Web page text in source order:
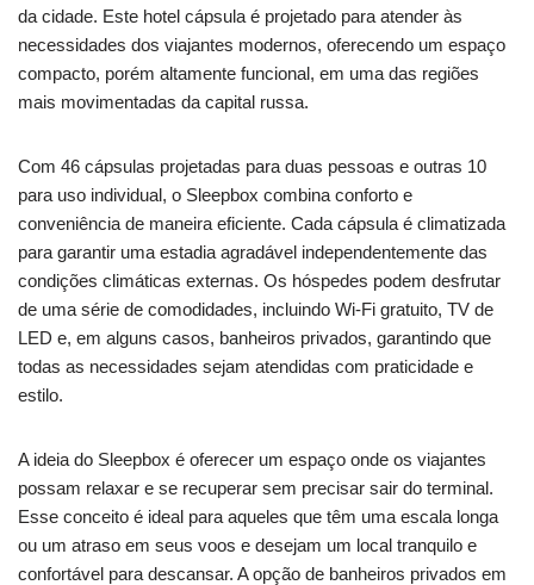
da cidade. Este hotel cápsula é projetado para atender às
necessidades dos viajantes modernos, oferecendo um espaço
compacto, porém altamente funcional, em uma das regiões
mais movimentadas da capital russa.
Com 46 cápsulas projetadas para duas pessoas e outras 10
para uso individual, o Sleepbox combina conforto e
conveniência de maneira eficiente. Cada cápsula é climatizada
para garantir uma estadia agradável independentemente das
condições climáticas externas. Os hóspedes podem desfrutar
de uma série de comodidades, incluindo Wi-Fi gratuito, TV de
LED e, em alguns casos, banheiros privados, garantindo que
todas as necessidades sejam atendidas com praticidade e
estilo.
A ideia do Sleepbox é oferecer um espaço onde os viajantes
possam relaxar e se recuperar sem precisar sair do terminal.
Esse conceito é ideal para aqueles que têm uma escala longa
ou um atraso em seus voos e desejam um local tranquilo e
confortável para descansar. A opção de banheiros privados em